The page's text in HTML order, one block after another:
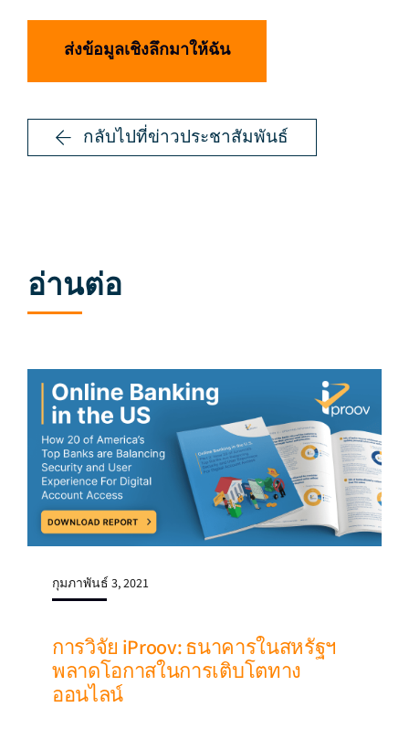
ส่งข้อมูลเชิงลึกมาให้ฉัน
กลับไปที่ข่าวประชาสัมพันธ์
อ่านต่อ
กุมภาพันธ์ 3, 2021
การวิจัย iProov: ธนาคารในสหรัฐฯ
พลาดโอกาสในการเติบโตทาง
ออนไลน์